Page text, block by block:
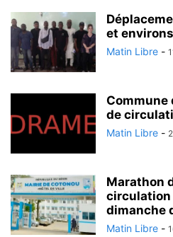
et
Matin Libre -
Commune
de
Matin Libre -
Marathon
circulation
dimanche
Matin Libre -